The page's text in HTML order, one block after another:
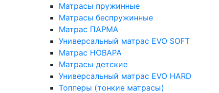
Матрасы пружинные
Матрасы беспружинные
Матрас ПАРМА
Универсальный матрас EVO SOFT
Матрас НОВАРА
Матрасы детские
Универсальный матрас EVO HARD
Топперы (тонкие матрасы)